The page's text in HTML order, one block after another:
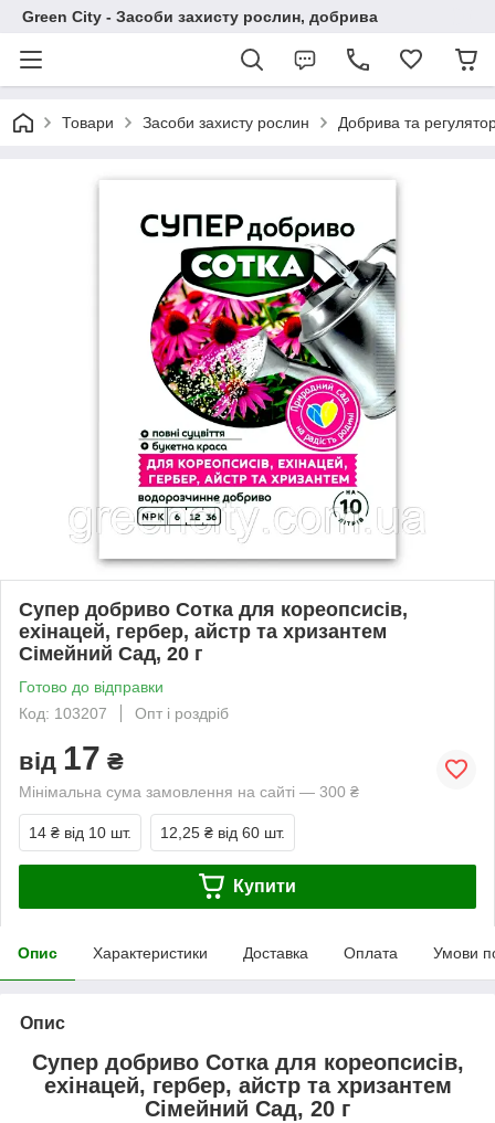
Green City - Засоби захисту рослин, добрива
Товари Засоби захисту рослин Добрива та
Супер добриво Сотка для кореопсисів,
ехінацей, гербер, айстр та хризантем
Сімейний Сад, 20 г
Готово до відправки
Код: 103207
Опт і роздріб
від 17 ₴
Мінімальна сума замовлення на сайті — 300 ₴
14 ₴ від 10 шт. 12,25 ₴ від 60 шт.
Купити
Опис Характеристики Доставка Оплата Умови
Опис
Супер добриво Сотка для кореопсисів,
ехінацей, гербер, айстр та хризантем
Сімейний Сад, 20 г